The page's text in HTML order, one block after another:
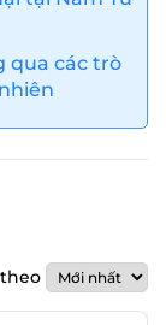
qua các trò